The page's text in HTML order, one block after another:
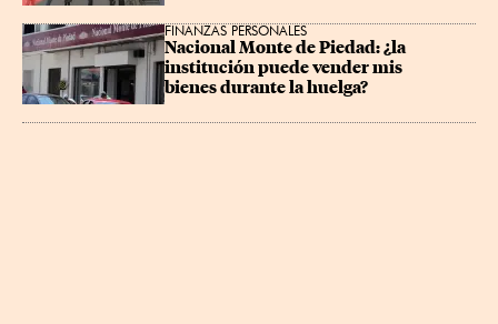
FINANZAS PERSONALES
Nacional Monte de Piedad: ¿la
institución puede vender mis
bienes durante la huelga?